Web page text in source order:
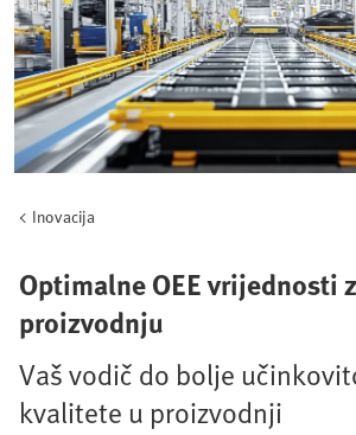
Inovacija
Optimalne OEE vrijednosti
proizvodnju
Vaš vodič do bolje
kvalitete u proizvodnji